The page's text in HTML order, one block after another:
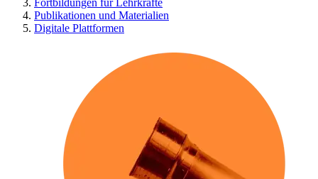
Publikationen und Materialien
Digitale Plattformen